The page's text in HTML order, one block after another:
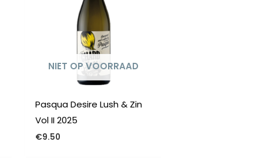
NIET OP VOORRAAD
Pasqua Desire Lush & Zin
Vol II 2025
€9.50